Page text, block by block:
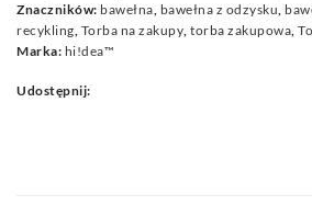
Znaczników: bawełna, bawełna z odzysku,
recykling, Torba na zakupy, torba zakupowa,
Marka: hi!dea™
Udostępnij: